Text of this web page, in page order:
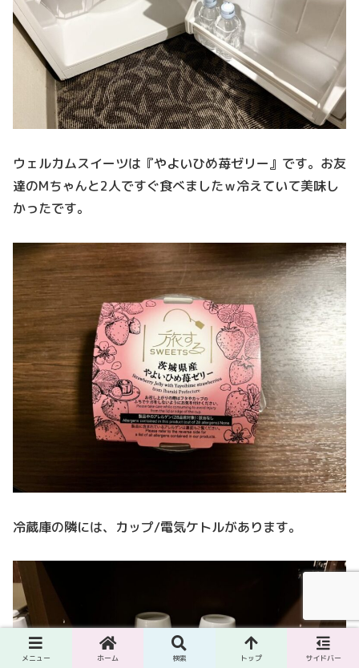
ウェルカムスイーツは『やよいひめ苺ゼリー』です。お友
達のMちゃんと2人ですぐ食べましたｗ冷えていて美味し
かったです。
冷蔵庫の隣には、カップ/電気ケトルがあります。
メニュー ホーム 検索 トップ サイドバー